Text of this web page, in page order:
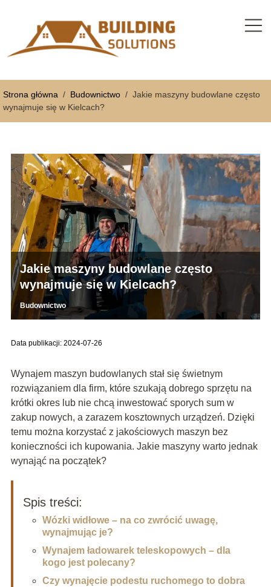
Strona główna / Budownictwo / Jakie maszyny budowlane często
wynajmuje się w Kielcach?
Jakie maszyny budowlane często
wynajmuje się w Kielcach?
Budownictwo
Data publikacji: 2024-07-26
Wynajem maszyn budowlanych stał się świetnym
rozwiązaniem dla firm, które szukają dobrego sprzętu na
krótki okres lub nie chcą inwestować sporych sum w
zakup nowych, a zarazem kosztownych urządzeń. Dzięki
temu można korzystać z jakościowych maszyn bez
konieczności ich kupowania. Jakie maszyny warto jednak
wynająć na początek?
Spis treści:
Wózki widłowe – na co zwrócić uwagę,
wynajmując je?
Wynajem ładowarek teleskopowych – dla
kogo jest polecany?
Czy wynajęcie podestu ruchomego to dobra